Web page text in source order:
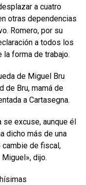
a cuatro
otras dependencias
Romero, por su
a todos los
forma de trabajo.
de Miguel Bru
de Bru, mamá de
a Cartasegna.
se excuse, aunque él
dicho más de una
de fiscal,
dijo.